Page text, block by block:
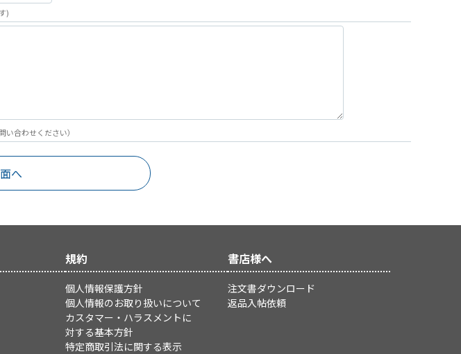
)
い合わせください）
規約
個人情報保護方針
個人情報のお取り扱いについて
カスタマー・ハラスメントに
対する基本方針
特定商取引法に関する表示
書店様へ
注文書ダウンロード
返品入帖依頼